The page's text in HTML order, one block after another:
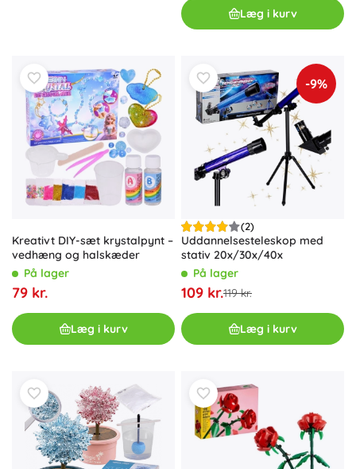
Læg i kurv
Kreativt DIY-sæt krystalpynt –
vedhæng og halskæder
På lager
79 kr.
Læg i kurv
-9%
(2)
Uddannelsesteleskop med
stativ 20x/30x/40x
På lager
109 kr.119 kr.
Læg i kurv